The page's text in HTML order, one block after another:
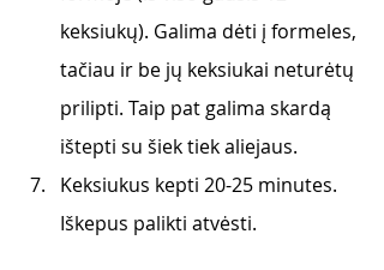
keksiukų). Galima dėti į formeles,
tačiau ir be jų keksiukai neturėtų
prilipti. Taip pat galima skardą
ištepti su šiek tiek aliejaus.
Keksiukus kepti 20-25 minutes.
Iškepus palikti atvėsti.